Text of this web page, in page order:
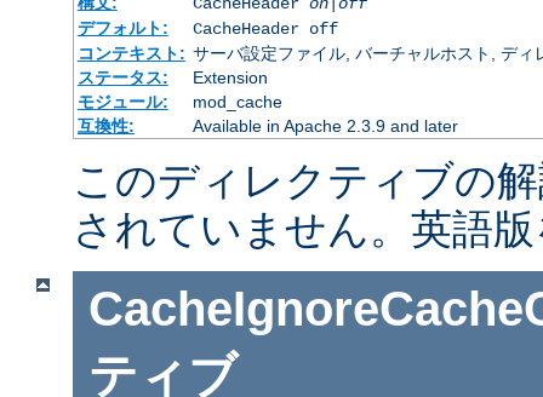
デフォルト:
CacheHeader off
コンテキスト: サーバ設定ファイル, バーチャルホスト, ディ
ステータス:
Extension
モジュール:
mod_cache
互換性:
Available in Apache 2.3.9 and later
このディレクティブの
されていません。英語
ティブ